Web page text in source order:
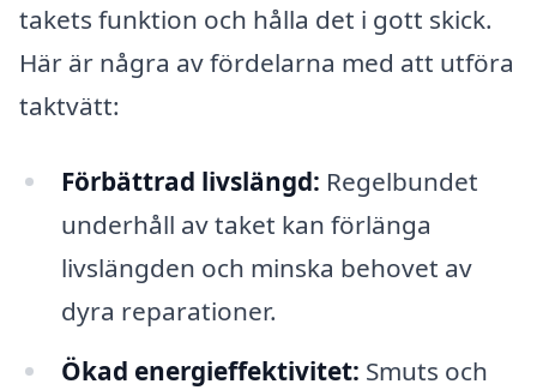
takets funktion och hålla det i gott skick.
Här är några av fördelarna med att utföra
taktvätt:
Förbättrad livslängd: Regelbundet
underhåll av taket kan förlänga
livslängden och minska behovet av
dyra reparationer.
Ökad energieffektivitet: Smuts och